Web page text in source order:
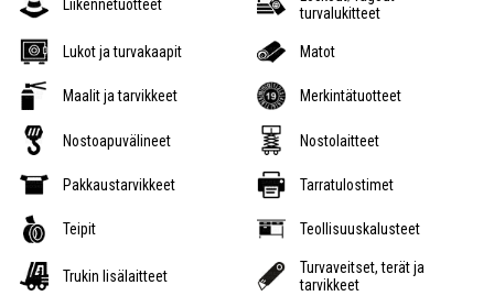
Liikennetuotteet
turvalukitteet
Lukot ja turvakaapit Matot
Maalit ja tarvikkeet Merkintätuotteet
Nostoapuvälineet Nostolaitteet
Pakkaustarvikkeet Tarratulostimet
Teipit Teollisuuskalusteet
Trukin lisälaitteet
Turvaveitset, terät ja
tarvikkeet